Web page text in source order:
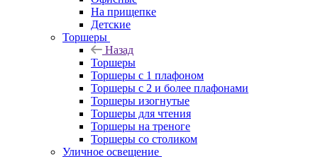
На прищепке
Детские
Торшеры
Назад
Торшеры
Торшеры с 1 плафоном
Торшеры с 2 и более плафонами
Торшеры изогнутые
Торшеры для чтения
Торшеры на треноге
Торшеры со столиком
Уличное освещение